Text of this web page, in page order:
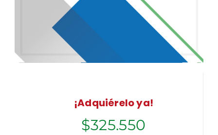
¡Adquiérelo ya!
$325.550